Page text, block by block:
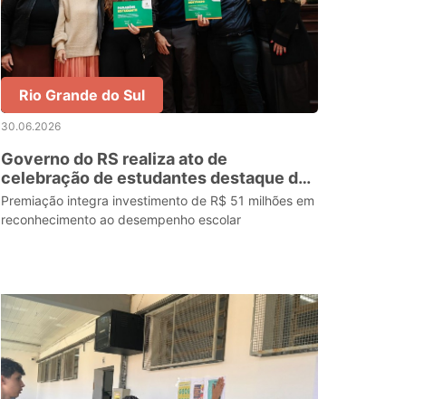
Rio Grande do Sul
30.06.2026
Governo do RS realiza ato de
celebração de estudantes destaque do
Saers 2025
Premiação integra investimento de R$ 51 milhões em
reconhecimento ao desempenho escolar